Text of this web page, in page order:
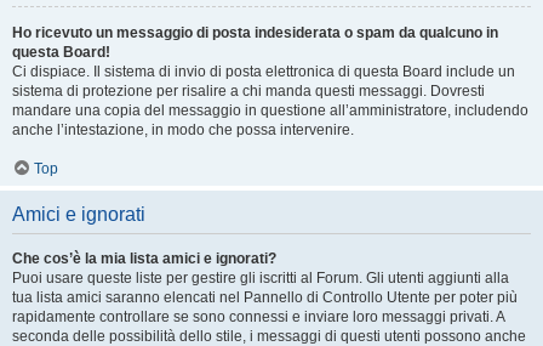
Ho ricevuto un messaggio di posta indesiderata o spam da qualcuno in
questa Board!
Ci dispiace. Il sistema di invio di posta elettronica di questa Board include un
sistema di protezione per risalire a chi manda questi messaggi. Dovresti
mandare una copia del messaggio in questione all’amministratore, includendo
anche l’intestazione, in modo che possa intervenire.
Top
Amici e ignorati
Che cos’è la mia lista amici e ignorati?
Puoi usare queste liste per gestire gli iscritti al Forum. Gli utenti aggiunti alla
tua lista amici saranno elencati nel Pannello di Controllo Utente per poter più
rapidamente controllare se sono connessi e inviare loro messaggi privati. A
seconda delle possibilità dello stile, i messaggi di questi utenti possono anche